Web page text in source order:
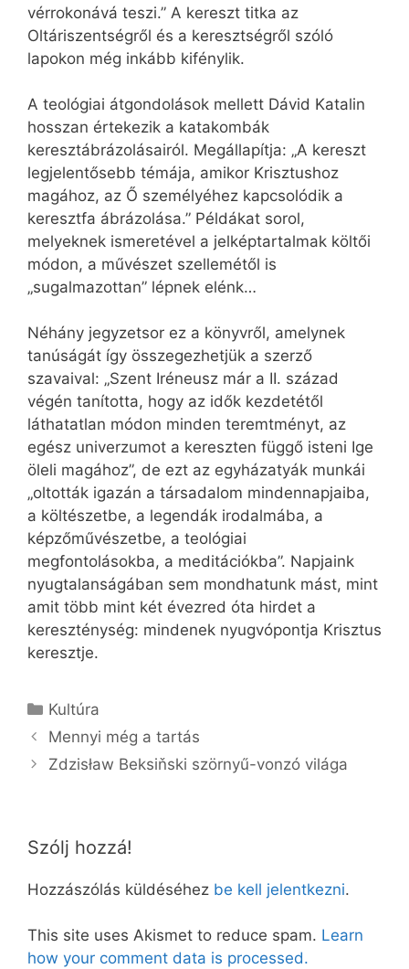
vérrokonává teszi.” A kereszt titka az
Oltáriszentségről és a keresztségről szóló
lapokon még inkább kifénylik.
A teológiai átgondolások mellett Dávid Katalin
hosszan értekezik a katakombák
keresztábrázolásairól. Megállapítja: „A kereszt
legjelentősebb témája, amikor Krisztushoz
magához, az Ő személyéhez kapcsolódik a
keresztfa ábrázolása.” Példákat sorol,
melyeknek ismeretével a jelképtartalmak költői
módon, a művészet szellemétől is
„sugalmazottan” lépnek elénk…
Néhány jegyzetsor ez a könyvről, amelynek
tanúságát így összegezhetjük a szerző
szavaival: „Szent Iréneusz már a II. század
végén tanította, hogy az idők kezdetétől
láthatatlan módon minden teremtményt, az
egész univerzumot a kereszten függő isteni Ige
öleli magához”, de ezt az egyházatyák munkái
„oltották igazán a társadalom mindennapjaiba,
a költészetbe, a legendák irodalmába, a
képzőművészetbe, a teológiai
megfontolásokba, a meditációkba”. Napjaink
nyugtalanságában sem mondhatunk mást, mint
amit több mint két évezred óta hirdet a
kereszténység: mindenek nyugvópontja Krisztus
keresztje.
Kategória
Kultúra
Mennyi még a tartás
Zdzisław Beksiňski szörnyű-vonzó világa
Szólj hozzá!
Hozzászólás küldéséhez be kell jelentkezni.
This site uses Akismet to reduce spam. Learn
how your comment data is processed.